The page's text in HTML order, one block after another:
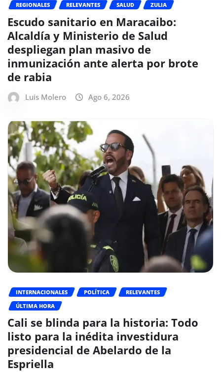
REGIONALES RELEVANTES SALUD ZULIA
Escudo sanitario en Maracaibo:
Alcaldía y Ministerio de Salud
despliegan plan masivo de
inmunización ante alerta por brote
de rabia
Luis Molero Ago 6, 2026
INTERNACIONALES POLÍTICA
RELEVANTES
ÚLTIMA HORA
Cali se blinda para la historia: Todo
listo para la inédita investidura
presidencial de Abelardo de la
Espriella